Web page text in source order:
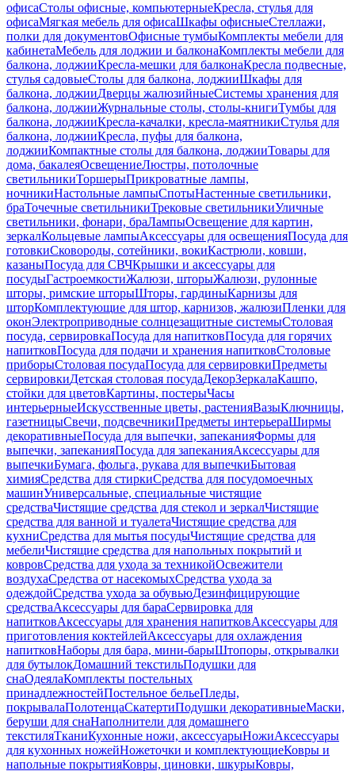
офисаСтолы офисные, компьютерныеКресла, стулья для
офисаМягкая мебель для офисаШкафы офисныеСтеллажи,
полки для документовОфисные тумбыКомплекты мебели для
кабинетаМебель для лоджии и балконаКомплекты мебели для
балкона, лоджииКресла-мешки для балконаКресла подвесные,
стулья садовыеСтолы для балкона, лоджииШкафы для
балкона, лоджииДверцы жалюзийныеСистемы хранения для
балкона, лоджииЖурнальные столы, столы-книгиТумбы для
балкона, лоджииКресла-качалки, кресла-маятникиСтулья для
балкона, лоджииКресла, пуфы для балкона,
лоджииКомпактные столы для балкона, лоджииТовары для
дома, бакалеяОсвещениеЛюстры, потолочные
светильникиТоршерыПрикроватные лампы,
ночникиНастольные лампыСпотыНастенные светильники,
браТочечные светильникиТрековые светильникиУличные
светильники, фонари, браЛампыОсвещение для картин,
зеркалКольцевые лампыАксессуары для освещенияПосуда для
готовкиСковороды, сотейники, вокиКастрюли, ковши,
казаныПосуда для СВЧКрышки и аксессуары для
посудыГастроемкостиЖалюзи, шторыЖалюзи, рулонные
шторы, римские шторыШторы, гардиныКарнизы для
шторКомплектующие для штор, карнизов, жалюзиПленки для
оконЭлектроприводные солнцезащитные системыСтоловая
посуда, сервировкаПосуда для напитковПосуда для горячих
напитковПосуда для подачи и хранения напитковСтоловые
приборыСтоловая посудаПосуда для сервировкиПредметы
сервировкиДетская столовая посудаДекорЗеркалаКашпо,
стойки для цветовКартины, постерыЧасы
интерьерныеИскусственные цветы, растенияВазыКлючницы,
газетницыСвечи, подсвечникиПредметы интерьераШирмы
декоративныеПосуда для выпечки, запеканияФормы для
выпечки, запеканияПосуда для запеканияАксессуары для
выпечкиБумага, фольга, рукава для выпечкиБытовая
химияСредства для стиркиСредства для посудомоечных
машинУниверсальные, специальные чистящие
средстваЧистящие средства для стекол и зеркалЧистящие
средства для ванной и туалетаЧистящие средства для
кухниСредства для мытья посудыЧистящие средства для
мебелиЧистящие средства для напольных покрытий и
ковровСредства для ухода за техникойОсвежители
воздухаСредства от насекомыхСредства ухода за
одеждойСредства ухода за обувьюДезинфицирующие
средстваАксессуары для бараСервировка для
напитковАксессуары для хранения напитковАксессуары для
приготовления коктейлейАксессуары для охлаждения
напитковНаборы для бара, мини-барыШтопоры, открывалки
для бутылокДомашний текстильПодушки для
снаОдеялаКомплекты постельных
принадлежностейПостельное бельеПледы,
покрывалаПолотенцаСкатертиПодушки декоративныеМаски,
беруши для снаНаполнители для домашнего
текстиляТканиКухонные ножи, аксессуарыНожиАксессуары
для кухонных ножейНожеточки и комплектующиеКовры и
напольные покрытияКовры, циновки, шкурыКовры,